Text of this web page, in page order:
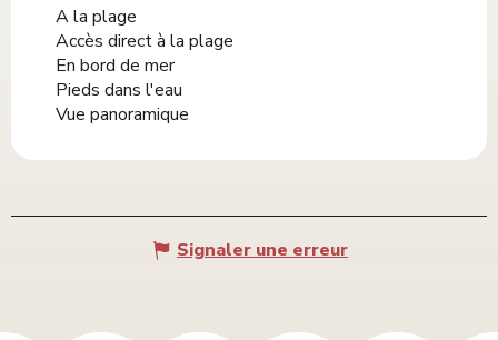
A la plage
Accès direct à la plage
En bord de mer
Pieds dans l'eau
Vue panoramique
Signaler une erreur